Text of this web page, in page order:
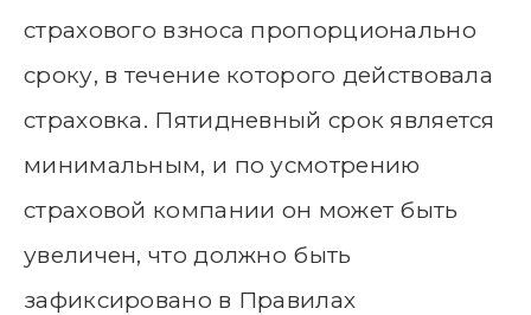
страхового взноса пропорционально
сроку, в течение которого действовала
страховка. Пятидневный срок является
минимальным, и по усмотрению
страховой компании он может быть
увеличен, что должно быть
зафиксировано в Правилах